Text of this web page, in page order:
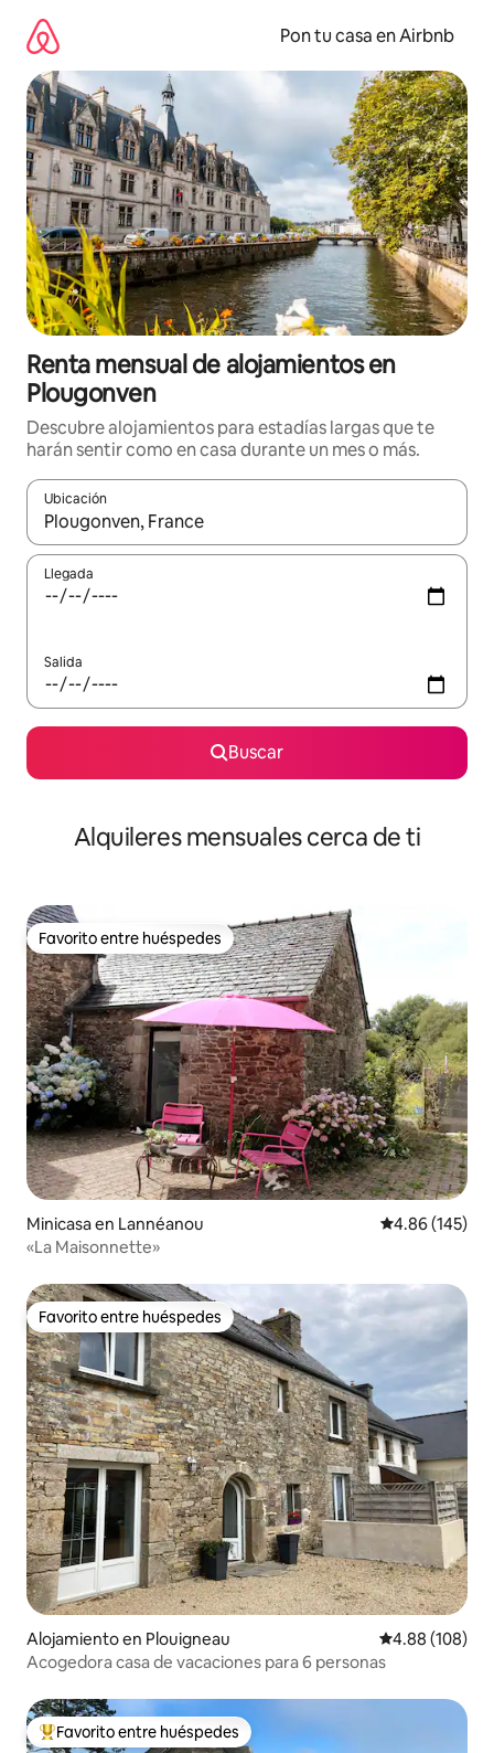
contenido
Pon tu casa en Airbnb
Renta mensual de alojamientos en
Plougonven
Descubre alojamientos para estadías largas que te
harán sentir como en casa durante un mes o más.
Ubicación
Cuando los resultados estén disponibles, navega con las
Llegada
Salida
Buscar
Alquileres mensuales cerca de ti
Favorito entre huéspedes
Favorito entre huéspedes
Minicasa en Lannéanou Calificación
4.86 (145)
«La Maisonnette»
Favorito entre huéspedes
Favorito entre huéspedes
Alojamiento en Plouigneau Calificación
4.88 (108)
Acogedora casa de vacaciones para 6 personas
Favorito entre huéspedes preferido
Favorito entre huéspedes